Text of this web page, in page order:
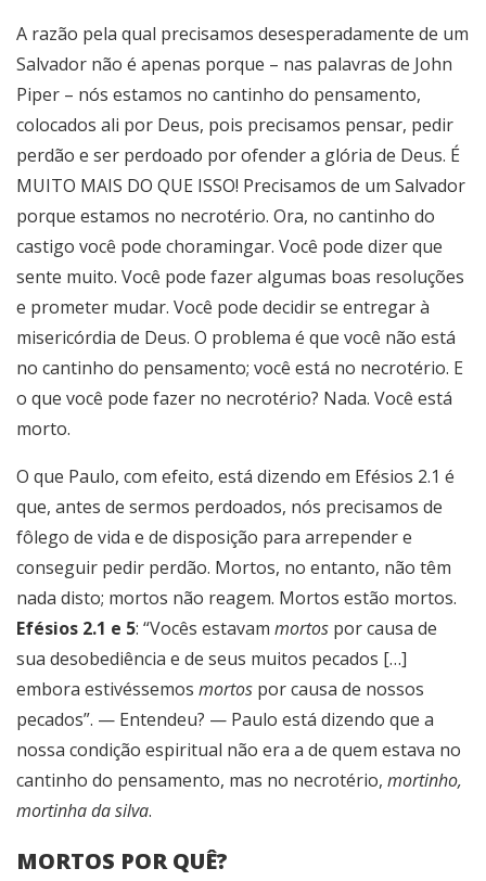
A razão pela qual precisamos desesperadamente de um
Salvador não é apenas porque – nas palavras de John
Piper – nós estamos no cantinho do pensamento,
colocados ali por Deus, pois precisamos pensar, pedir
perdão e ser perdoado por ofender a glória de Deus. É
MUITO MAIS DO QUE ISSO! Precisamos de um Salvador
porque estamos no necrotério. Ora, no cantinho do
castigo você pode choramingar. Você pode dizer que
sente muito. Você pode fazer algumas boas resoluções
e prometer mudar. Você pode decidir se entregar à
misericórdia de Deus. O problema é que você não está
no cantinho do pensamento; você está no necrotério. E
o que você pode fazer no necrotério? Nada. Você está
morto.
O que Paulo, com efeito, está dizendo em Efésios 2.1 é
que, antes de sermos perdoados, nós precisamos de
fôlego de vida e de disposição para arrepender e
conseguir pedir perdão. Mortos, no entanto, não têm
nada disto; mortos não reagem. Mortos estão mortos.
Efésios 2.1 e 5: “Vocês estavam mortos por causa de
sua desobediência e de seus muitos pecados […]
embora estivéssemos mortos por causa de nossos
pecados”. — Entendeu? — Paulo está dizendo que a
nossa condição espiritual não era a de quem estava no
cantinho do pensamento, mas no necrotério, mortinho,
mortinha da silva.
MORTOS POR QUÊ?